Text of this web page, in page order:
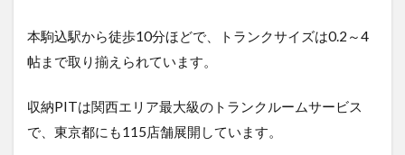
本駒込駅から徒歩10分ほどで、トランクサイズは0.2～4
帖まで取り揃えられています。
収納PITは関西エリア最大級のトランクルームサービス
で、東京都にも115店舗展開しています。